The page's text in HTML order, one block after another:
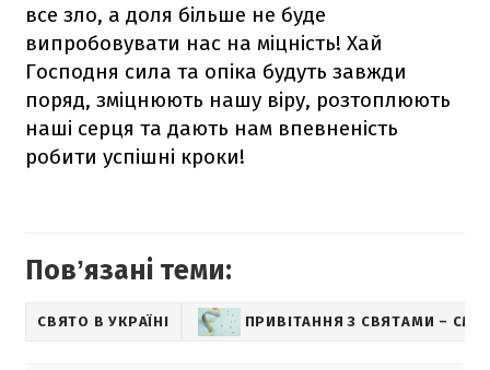
все зло, а доля більше не буде
випробовувати нас на міцність! Хай
Господня сила та опіка будуть завжди
поряд, зміцнюють нашу віру, розтоплюють
наші серця та дають нам впевненість
робити успішні кроки!
Повʼязані теми:
СВЯТО В УКРАЇНІ ПРИВІТАННЯ З СВЯТАМИ –